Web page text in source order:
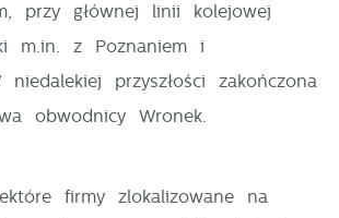
przy głównej linii kolejowej
m.in. z Poznaniem i
niedalekiej przyszłości zakończona
obwodnicy Wronek.
firmy zlokalizowane na
z funkcjonalności naszej
jej do Twoich
Wyrażenie zgody na
cookies pomagają nam rozwijać się
pozwalają na uzyskanie informacji